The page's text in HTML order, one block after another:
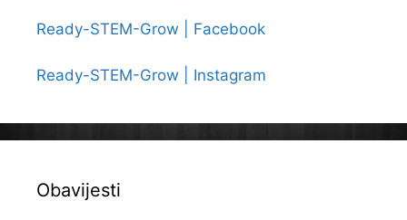
Ready-STEM-Grow | Facebook
Ready-STEM-Grow | Instagram
Obavijesti